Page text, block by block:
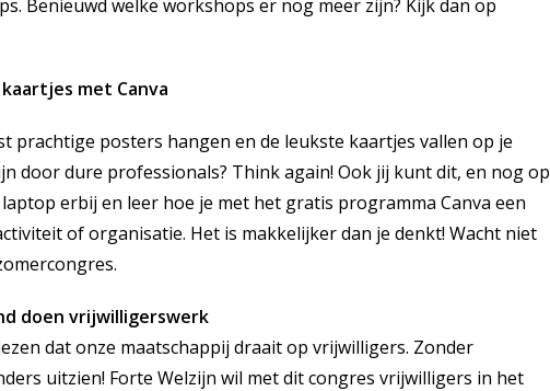
Benieuwd welke workshops er nog meer zijn? Kijk dan op
met Canva
prachtige posters hangen en de leukste kaartjes vallen op je
door dure professionals? Think again! Ook jij kunt dit, en nog op
erbij en leer hoe je met het gratis programma Canva een
of organisatie. Het is makkelijker dan je denkt! Wacht niet
doen vrijwilligerswerk
dat onze maatschappij draait op vrijwilligers. Zonder
uitzien! Forte Welzijn wil met dit congres vrijwilligers in het